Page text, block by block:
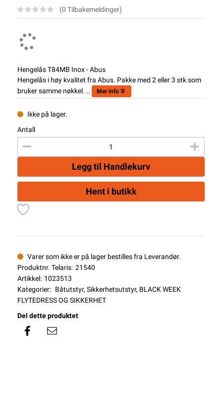
(0 Tilbakemeldinger)
Hengelås T84MB Inox - Abus
Hengelås i høy kvalitet fra Abus. Pakke med 2 eller 3 stk som
bruker samme nøkkel. ..
Mer info
Ikke på lager.
Antall
Legg til Handlekurv
Hent i butikk
Varer som ikke er på lager bestilles fra Leverandør.
Produktnr. Telaris: 21540
Artikkel: 1023513
Kategorier: Båtutstyr, Sikkerhetsutstyr, BLACK WEEK
FLYTEDRESS OG SIKKERHET
Del dette produktet